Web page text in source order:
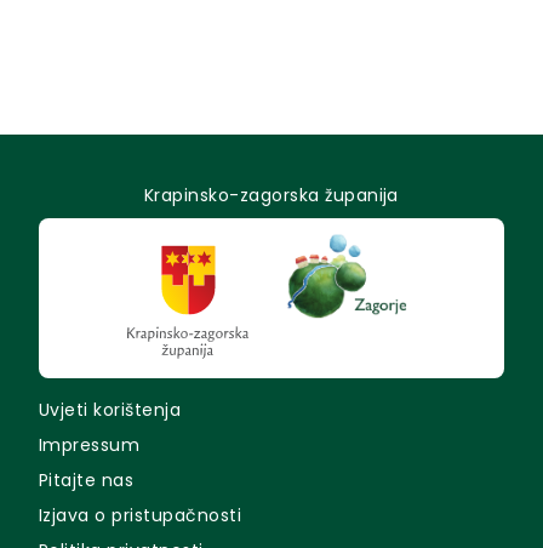
Krapinsko-zagorska županija
Uvjeti korištenja
Impressum
Pitajte nas
Izjava o pristupačnosti